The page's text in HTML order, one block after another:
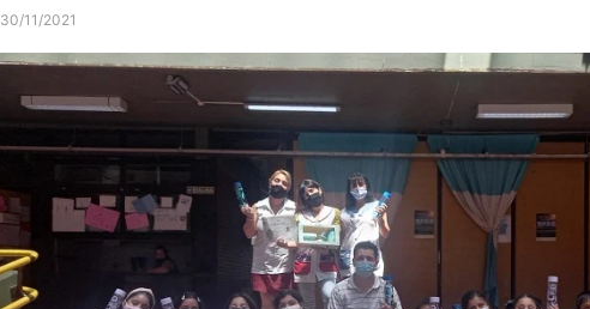
30/11/2021